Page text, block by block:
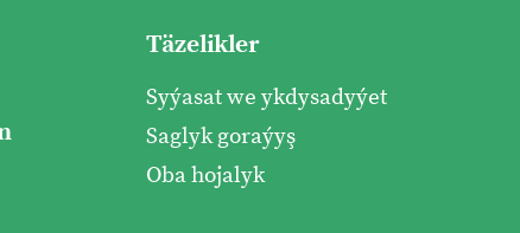
Täzelikler
Syýasat we ykdysadyýet
Saglyk goraýyş
Oba hojalyk